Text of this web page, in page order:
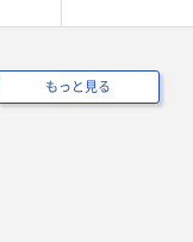
もっと見る